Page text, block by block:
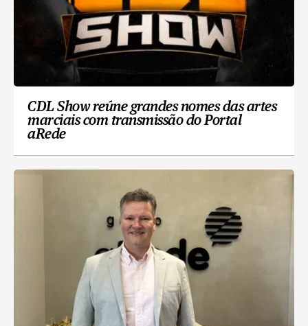
CDL Show reúne grandes nomes das artes
marciais com transmissão do Portal
aRede